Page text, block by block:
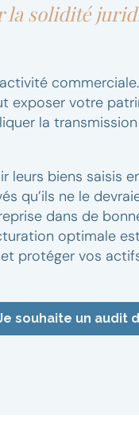
la solidité
exposer votre
la
leurs biens saisis
qu’ils ne le
dans de
optimale
protéger vos
souhaite un audit